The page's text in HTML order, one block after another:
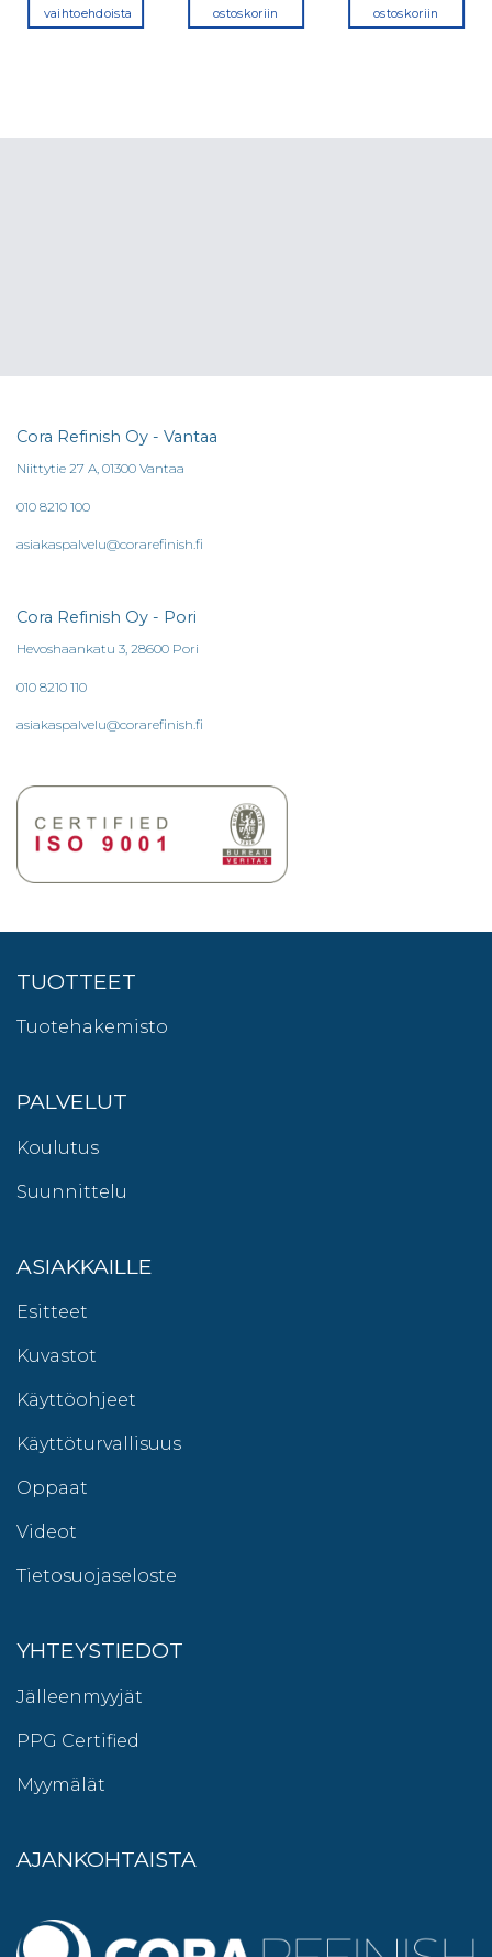
vaihtoehdoista
ostoskoriin
ostoskoriin
Cora Refinish Oy - Vantaa
Niittytie 27 A, 01300 Vantaa
010 8210 100
asiakaspalvelu@corarefinish.fi
Cora Refinish Oy - Pori
Hevoshaankatu 3, 28600 Pori
010 8210 110
asiakaspalvelu@corarefinish.fi
TUOTTEET
Tuotehakemisto
PALVELUT
Koulutus
Suunnittelu
ASIAKKAILLE
Esitteet
Kuvastot
Käyttöohjeet
Käyttöturvallisuus
Oppaat
Videot
Tietosuojaseloste
YHTEYSTIEDOT
Jälleenmyyjät
PPG Certified
Myymälät
AJANKOHTAISTA